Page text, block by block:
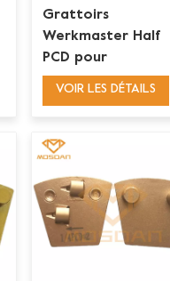
Grattoirs
Werkmaster Half
PCD pour
revêtements époxy
VOIR LES DÉTAILS